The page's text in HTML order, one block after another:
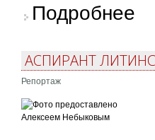
Подробнее
АСПИРАНТ
Репортаж